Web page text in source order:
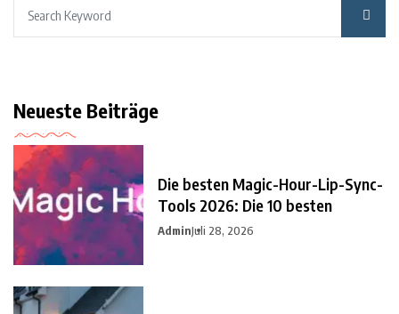
Neueste Beiträge
Die besten Magic-Hour-Lip-Sync-
Tools 2026: Die 10 besten
AdminJuli 28, 2026